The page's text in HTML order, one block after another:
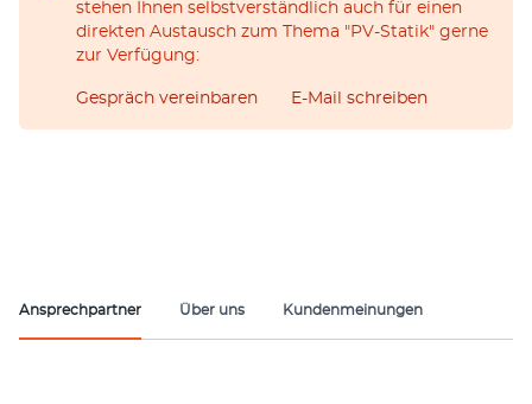
stehen Ihnen selbstverständlich auch für einen
direkten Austausch zum Thema "PV-Statik" gerne
zur Verfügung:
Gespräch vereinbaren E-Mail schreiben
Ansprechpartner Über uns Kundenmeinungen